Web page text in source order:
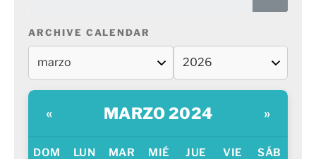
ARCHIVE CALENDAR
« MARZO 2024 »
DOM LUN MAR MIÉ JUE VIE SÁB